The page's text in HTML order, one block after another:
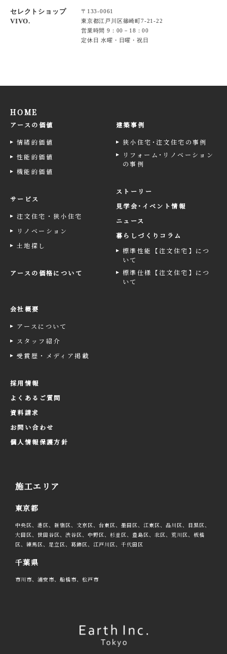
セレクトショップ
VIVO.
〒133-0061
東京都江戸川区篠崎町7-21-22
営業時間 9：00－18：00
定休日 水曜・日曜・祝日
HOME
アースの価値
情緒的価値
性能的価値
機能的価値
サービス
注文住宅・狭小住宅
リノベーション
土地探し
アースの価格について
建築事例
狭小住宅･注文住宅の事例
リフォーム･リノベーション
の事例
ストーリー
見学会･イベント情報
ニュース
暮らしづくりコラム
標準性能【注文住宅】につ
いて
標準仕様【注文住宅】につ
いて
会社概要
アースについて
スタッフ紹介
受賞歴・メディア掲載
採用情報
よくあるご質問
資料請求
お問い合わせ
個人情報保護方針
施工エリア
東京都
中央区、港区、新宿区、文京区、台東区、墨田区、江東区、品川区、目黒区、
大田区、世田谷区、渋谷区、中野区、杉並区、豊島区、北区、荒川区、板橋
区、練馬区、足立区、葛飾区、江戸川区、千代田区
千葉県
市川市、浦安市、船橋市、松戸市